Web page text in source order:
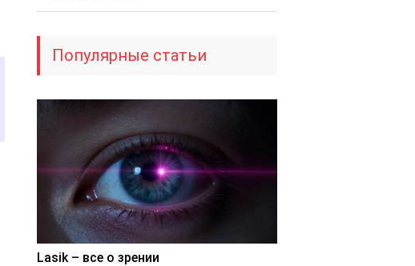
Популярные статьи
Lasik – все о зрении